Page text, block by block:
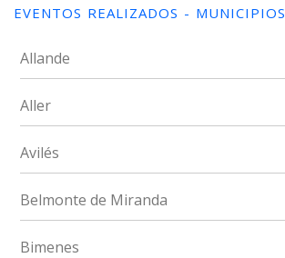
EVENTOS REALIZADOS - MUNICIPIOS
Allande
Aller
Avilés
Belmonte de Miranda
Bimenes